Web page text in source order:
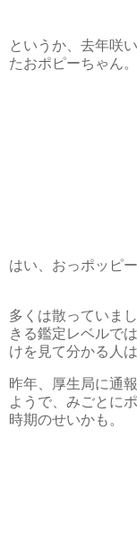
というか、去年咲
たおポピーちゃん。
はい、おっポッピー
多くは散っていま
きる鑑定レベルで
けを見て分かる人
昨年、厚生局に通
ようで、みごとに
時期のせいかも。